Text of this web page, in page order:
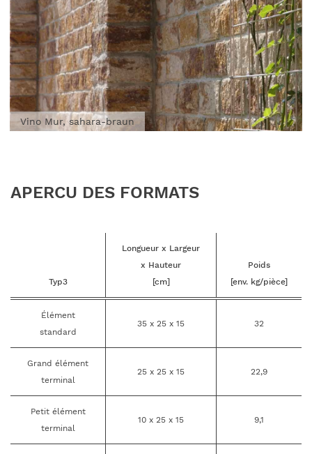
Vino Mur, sahara-braun
APERCU DES FORMATS
Typ3
Longueur x Largeur
x Hauteur
[cm]
Poids
[env. kg/pièce]
Élément
standard
35 x 25 x 15 32
Grand élément
terminal
25 x 25 x 15 22,9
Petit élément
terminal
10 x 25 x 15 9,1